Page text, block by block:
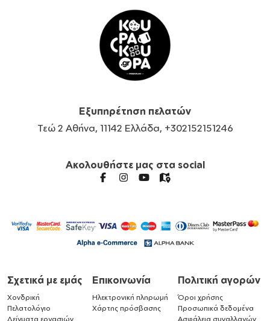
Εξυπηρέτηση πελατών
Τεώ 2 Αθήνα, 11142 Ελλάδα, +302152151246
Ακολουθήστε μας στα social
Σχετικά με εμάς
Χονδρική
Πελατολόγιο
Δείγματα εργασιών
Επικοινωνία
Ηλεκτρονική πληρωμή
Χάρτης πρόσβασης
Πολιτική αγορών
Όροι χρήσης
Προσωπικά δεδομένα
Ασφάλεια συναλλαγών